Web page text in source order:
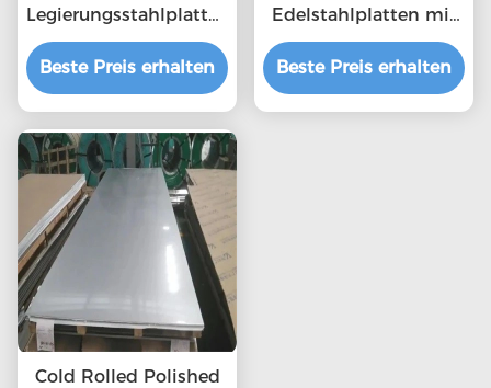
Legierungsstahlplattenschweißen
1000 mm - 6000 mm
0,3 mm
Beste Preis erhalten
Edelstahlplatten mit
Abdeckung 2 mm
dick Edelstahlplatte
321 Edelstahlplatte
Beste Preis erhalten
Cold Rolled Polished